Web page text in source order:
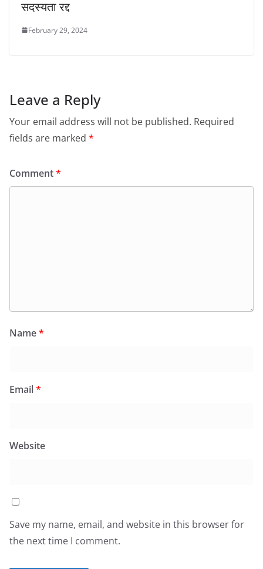
सदस्यता रद्द
February 29, 2024
Leave a Reply
Your email address will not be published. Required
fields are marked *
Comment*
Name*
Email*
Website
Save my name, email, and website in this browser for
the next time I comment.